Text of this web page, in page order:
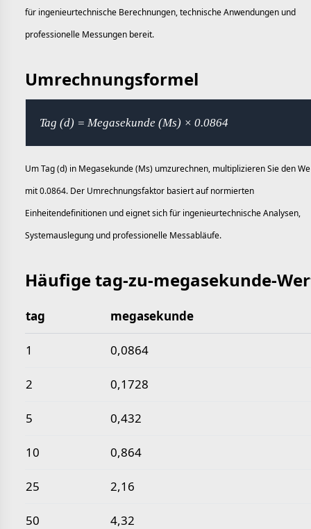
für ingenieurtechnische Berechnungen, technische Anwendungen und
professionelle Messungen bereit.
Umrechnungsformel
Tag (d) = Megasekunde (Ms) × 0.0864
Um Tag (d) in Megasekunde (Ms) umzurechnen, multiplizieren Sie den
mit 0.0864. Der Umrechnungsfaktor basiert auf normierten
Einheitendefinitionen und eignet sich für ingenieurtechnische Analysen,
Systemauslegung und professionelle Messabläufe.
Häufige tag-zu-megasekunde-
Häufige tag-zu-megasekunde-Werte
tag megasekunde
1 0,0864
2 0,1728
5 0,432
10 0,864
25 2,16
50 4,32